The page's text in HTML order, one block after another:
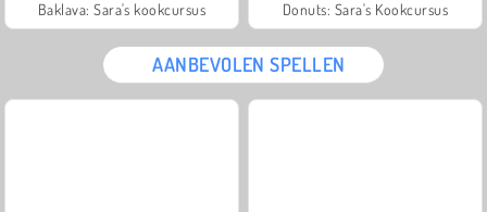
Baklava: Sara's kookcursus Donuts: Sara's Kookcursus
AANBEVOLEN SPELLEN